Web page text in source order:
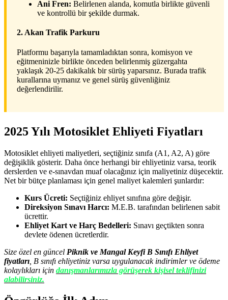
Ani Fren: Belirlenen alanda, komutla birlikte güvenli
ve kontrollü bir şekilde durmak.
2. Akan Trafik Parkuru
Platformu başarıyla tamamladıktan sonra, komisyon ve
eğitmeninizle birlikte önceden belirlenmiş güzergahta
yaklaşık 20-25 dakikalık bir sürüş yaparsınız. Burada trafik
kurallarına uymanız ve genel sürüş güvenliğiniz
değerlendirilir.
2025 Yılı Motosiklet Ehliyeti Fiyatları
Motosiklet ehliyeti maliyetleri, seçtiğiniz sınıfa (A1, A2, A) göre
değişiklik gösterir. Daha önce herhangi bir ehliyetiniz varsa, teorik
derslerden ve e-sınavdan muaf olacağınız için maliyetiniz düşecektir.
Net bir bütçe planlaması için genel maliyet kalemleri şunlardır:
Kurs Ücreti: Seçtiğiniz ehliyet sınıfına göre değişir.
Direksiyon Sınavı Harcı: M.E.B. tarafından belirlenen sabit
ücrettir.
Ehliyet Kart ve Harç Bedelleri: Sınavı geçtikten sonra
devlete ödenen ücretlerdir.
Size özel en güncel Piknik ve Mangal Keyfi B Sınıfı Ehliyet
fiyatları , B sınıfı ehliyetiniz varsa uygulanacak indirimler ve ödeme
kolaylıkları için danışmanlarımızla görüşerek kişisel teklifinizi
alabilirsiniz.